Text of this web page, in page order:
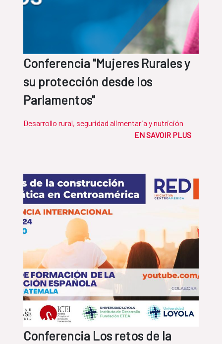
Conferencia "Mujeres Rurales y
su protección desde los
Parlamentos"
Desarrollo rural, seguridad alimentaria y nutrición
EN SAVOIR PLUS
Conferencia Los retos de la